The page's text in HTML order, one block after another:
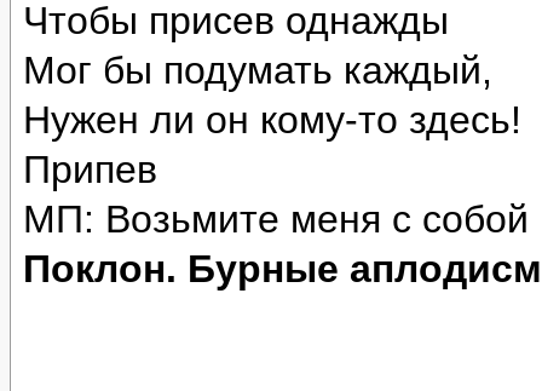
Чтобы присев однажды
Мог бы подумать каждый,
Нужен ли он кому-то здесь!
Припев
МП: Возьмите меня с собой
Поклон. Бурные